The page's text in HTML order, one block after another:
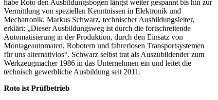
Mediadaten
habe Roto den Ausbildungsbogen längst weiter gespannt bis hin zur
Vermittlung von speziellen Kenntnissen in Elektronik und
Mechatronik. Markus Schwarz, technischer Ausbildungsleiter,
erklärt: „Dieser Ausbildungsweg ist durch die fortschreitende
Automatisierung in der Produktion, durch den Einsatz von
Montageautomaten, Robotern und fahrerlosen Transportsystemen
für uns alternativlos“. Schwarz selbst trat als Auszubildender zum
Werkzeugmacher 1986 in das Unternehmen ein und leitet die
technisch gewerbliche Ausbildung seit 2011.
Roto ist Prüfbetrieb